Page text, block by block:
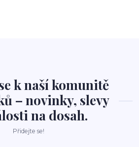
k naší komunitě
– novinky, slevy
na dosah.
Přidejte se!